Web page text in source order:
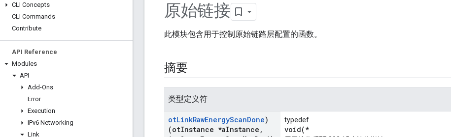
CLI Concepts
CLI Commands
Contribute
API Reference
Modules
API
Add-Ons
Error
Execution
IPv6 Networking
Link
原始链接
此模块包含用于控制原始链路层配置的函数。
摘要
类型定义符
otLinkRawEnergyScanDone)
(otInstance *aInstance ,
typedef
void(*